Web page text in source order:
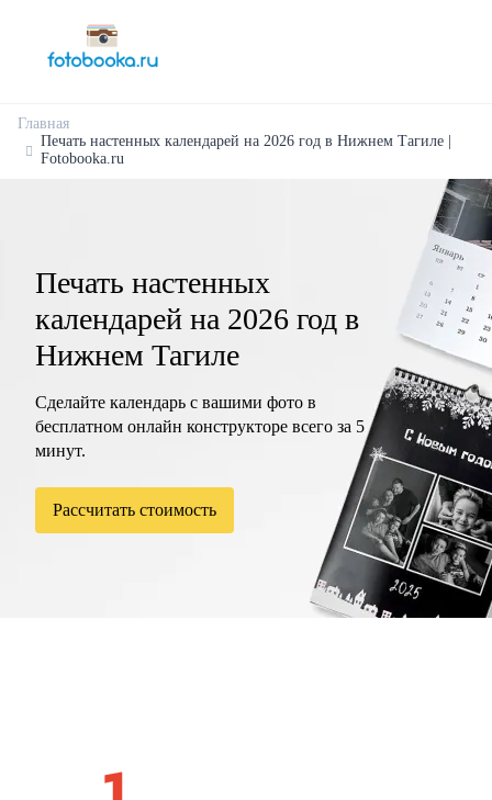
Главная
Печать настенных календарей на 2026 год в Нижнем Тагиле |
Fotobooka.ru
Печать настенных
календарей на 2026 год в
Нижнем Тагиле
Сделайте календарь с вашими фото в
бесплатном онлайн конструкторе всего за 5
минут.
Рассчитать стоимость